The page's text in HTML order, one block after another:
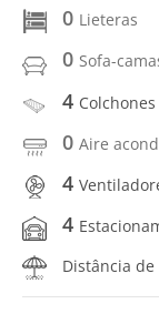
0 Lieteras
0 Sofa-
4 Colchones
0 Aire
4
4
Distância de